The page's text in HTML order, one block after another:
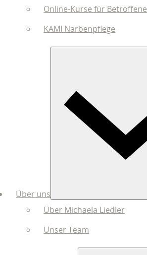
Online-Kurse für Betroffene
KAMI Narbenpflege
Über uns
Über Michaela Liedler
Unser Team